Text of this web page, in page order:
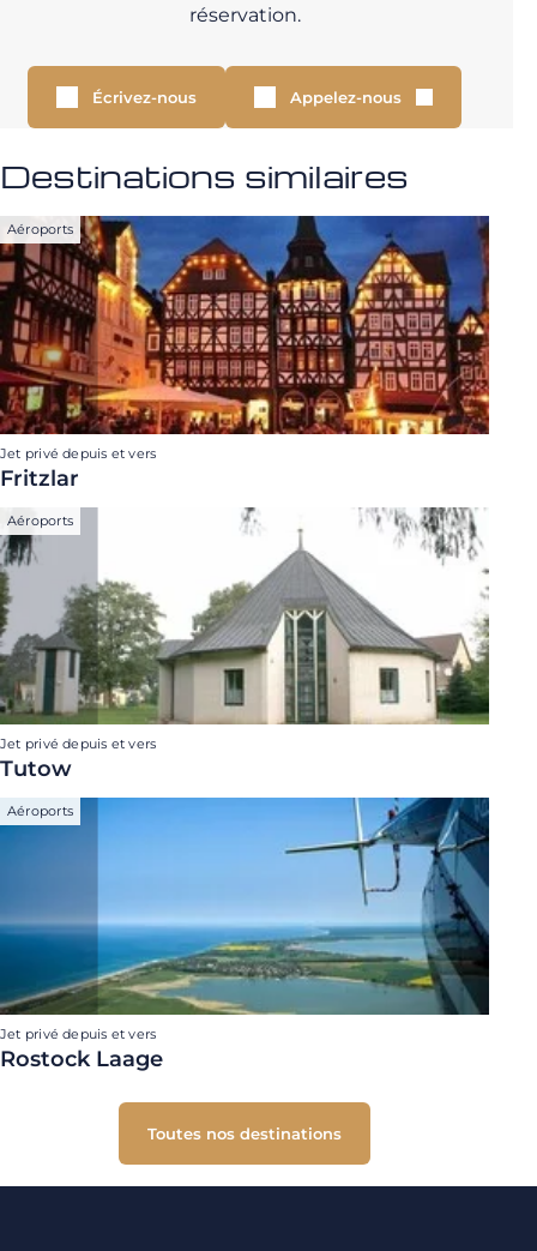
réservation.
Écrivez-nous Appelez-nous
Destinations similaires
Aéroports
Jet privé depuis et vers
Fritzlar
Aéroports
Jet privé depuis et vers
Tutow
Aéroports
Jet privé depuis et vers
Rostock Laage
Toutes nos destinations